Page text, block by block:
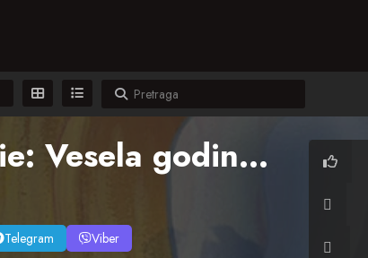
Medvjedić Winnie: Vesela godina(2002)
Telegram Viber